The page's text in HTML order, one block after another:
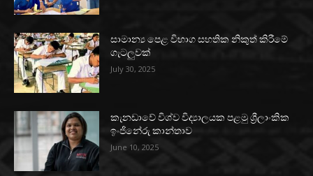
සාමාන්‍ය පෙළ විභාග සහතික නිකුත් කිරීමේ
ගැටලුවක්
July 30, 2025
කැනඩාවේ විශ්ව විද්‍යාලයක පළමු ශ්‍රීලාංකික
ඉංජිනේරු කාන්තාව
June 10, 2025